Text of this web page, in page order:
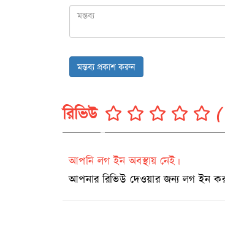
মন্তব্য প্রকাশ করুন
রিভিউ
আপনি লগ ইন অবস্থায় নেই।
আপনার রিভিউ দেওয়ার জন্য লগ ইন